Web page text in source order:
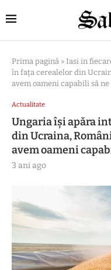
Prima pagină » Iasi in
în fața cerealelor din
avem oameni capabili să ne
Actualitate
Ungaria își apăra
din Ucraina,
avem oameni
3 ani ago